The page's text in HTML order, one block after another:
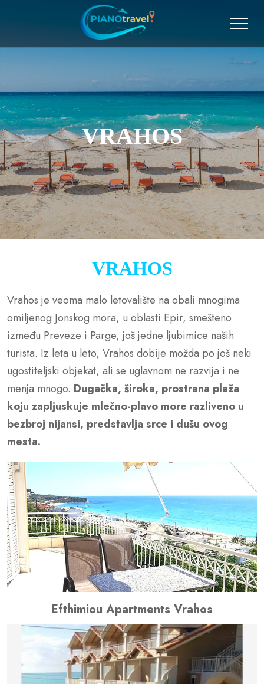
VRAHOS
VRAHOS
Vrahos je veoma malo letovalište na obali mnogima
omiljenog Jonskog mora, u oblasti Epir, smešteno
između Preveze i Parge, još jedne ljubimice naših
turista. Iz leta u leto, Vrahos dobije možda po još neki
ugostiteljski objekat, ali se uglavnom ne razvija i ne
menja mnogo. Dugačka, široka, prostrana plaža
koju zapljuskuje mlečno-plavo more razliveno u
bezbroj nijansi, predstavlja srce i dušu ovog
mesta.
Efthimiou Apartments Vrahos